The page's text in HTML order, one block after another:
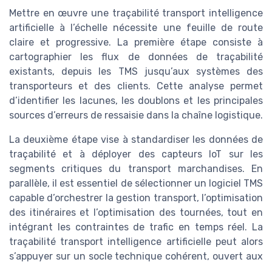
Mettre en œuvre une traçabilité transport intelligence
artificielle à l’échelle nécessite une feuille de route
claire et progressive. La première étape consiste à
cartographier les flux de données de traçabilité
existants, depuis les TMS jusqu’aux systèmes des
transporteurs et des clients. Cette analyse permet
d’identifier les lacunes, les doublons et les principales
sources d’erreurs de ressaisie dans la chaîne logistique.
La deuxième étape vise à standardiser les données de
traçabilité et à déployer des capteurs IoT sur les
segments critiques du transport marchandises. En
parallèle, il est essentiel de sélectionner un logiciel TMS
capable d’orchestrer la gestion transport, l’optimisation
des itinéraires et l’optimisation des tournées, tout en
intégrant les contraintes de trafic en temps réel. La
traçabilité transport intelligence artificielle peut alors
s’appuyer sur un socle technique cohérent, ouvert aux